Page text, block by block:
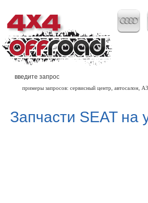
примеры запросов: сервисный центр, автосалон,
Запчасти SEAT на